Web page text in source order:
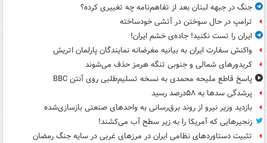
جنگ در جبهه لبنان بعد از تفاهم‌نامه چه تغییری کرده؟
ترامپ در حال سوختن در آتشی خودساخته
ایران را تست نکنید! جاده‌ی خشم ایران!
واکنش سفارت ایران به بیانیه مغرضانه نمایندگان پارلمان اتریش
کریدورهای شمالی و جنوبی تنگه هرمز حذف می‌شوند
پاسخ قاطع ملیحه محمدی به نسخه تسلیم‌طلبی روی آنتن BBC
پرشدگی سدها به ۵۸درصد رسید
بازدید وزیر نیرو از روند برق‌رسانی به واحدهای صنعتی بازسازی‌شده
زنجیرهایی که آمریکا را به زیر سطح آب می‌کشند!
تثبیت دستاوردهای نظامی ایران در مرزهای غربی در سایه جنگ رمضان